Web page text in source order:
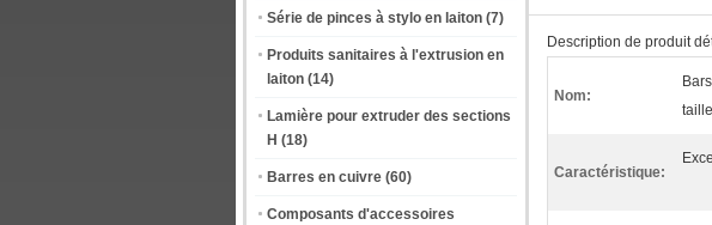
Série de pinces à stylo en laiton (7)
Produits sanitaires à l'extrusion en
laiton (14)
Lamière pour extruder des sections
H (18)
Barres en cuivre (60)
Composants d'accessoires
Description de produit
Nom:
Caractéristique: